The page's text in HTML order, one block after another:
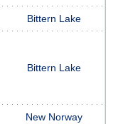
Bittern Lake
Bittern Lake
New Norway